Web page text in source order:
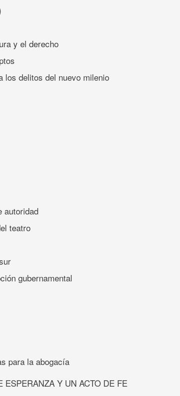
y el derecho
los delitos del nuevo milenio
autoridad
teatro
gubernamental
para la abogacía
ESPERANZA Y UN ACTO DE FE